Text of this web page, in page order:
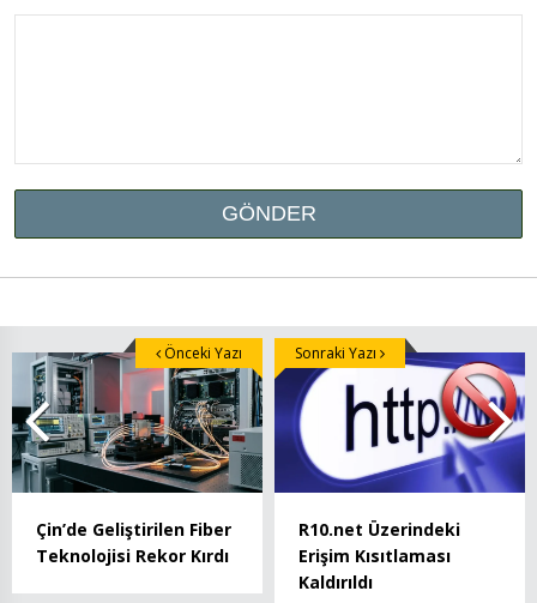
Çin’de Geliştirilen Fiber
Teknolojisi Rekor Kırdı
Önceki Yazı
R10.net Üzerindeki
Erişim Kısıtlaması
Kaldırıldı
Sonraki Yazı